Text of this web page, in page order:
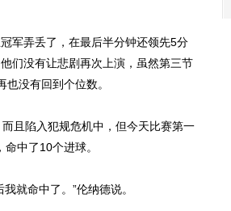
军弄丢了，在最后半分钟还领先5分
们没有让悲剧再次上演，虽然第三节
没有回到个位数。
且陷入犯规危机中，但今天比赛第一
中了10个进球。
就命中了。”伦纳德说。